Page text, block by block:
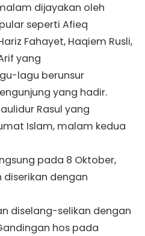
dijayakan oleh
seperti Afieq
Fahayet, Haqiem Rusli,
yang
lagu berunsur
yang hadir.
Rasul yang
Islam, malam kedua
pada 8 Oktober,
dengan
diselang-selikan dengan
hos pada